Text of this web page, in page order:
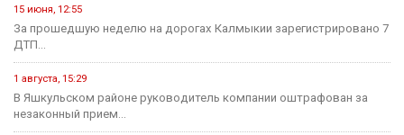
15 июня, 12:55
За прошедшую неделю на дорогах Калмыкии зарегистрировано 7
ДТП...
1 августа, 15:29
В Яшкульском районе руководитель компании оштрафован за
незаконный прием...